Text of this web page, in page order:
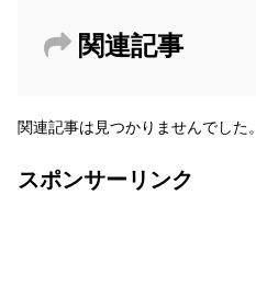
関連記事
関連記事は見つかりませんでした。
スポンサーリンク